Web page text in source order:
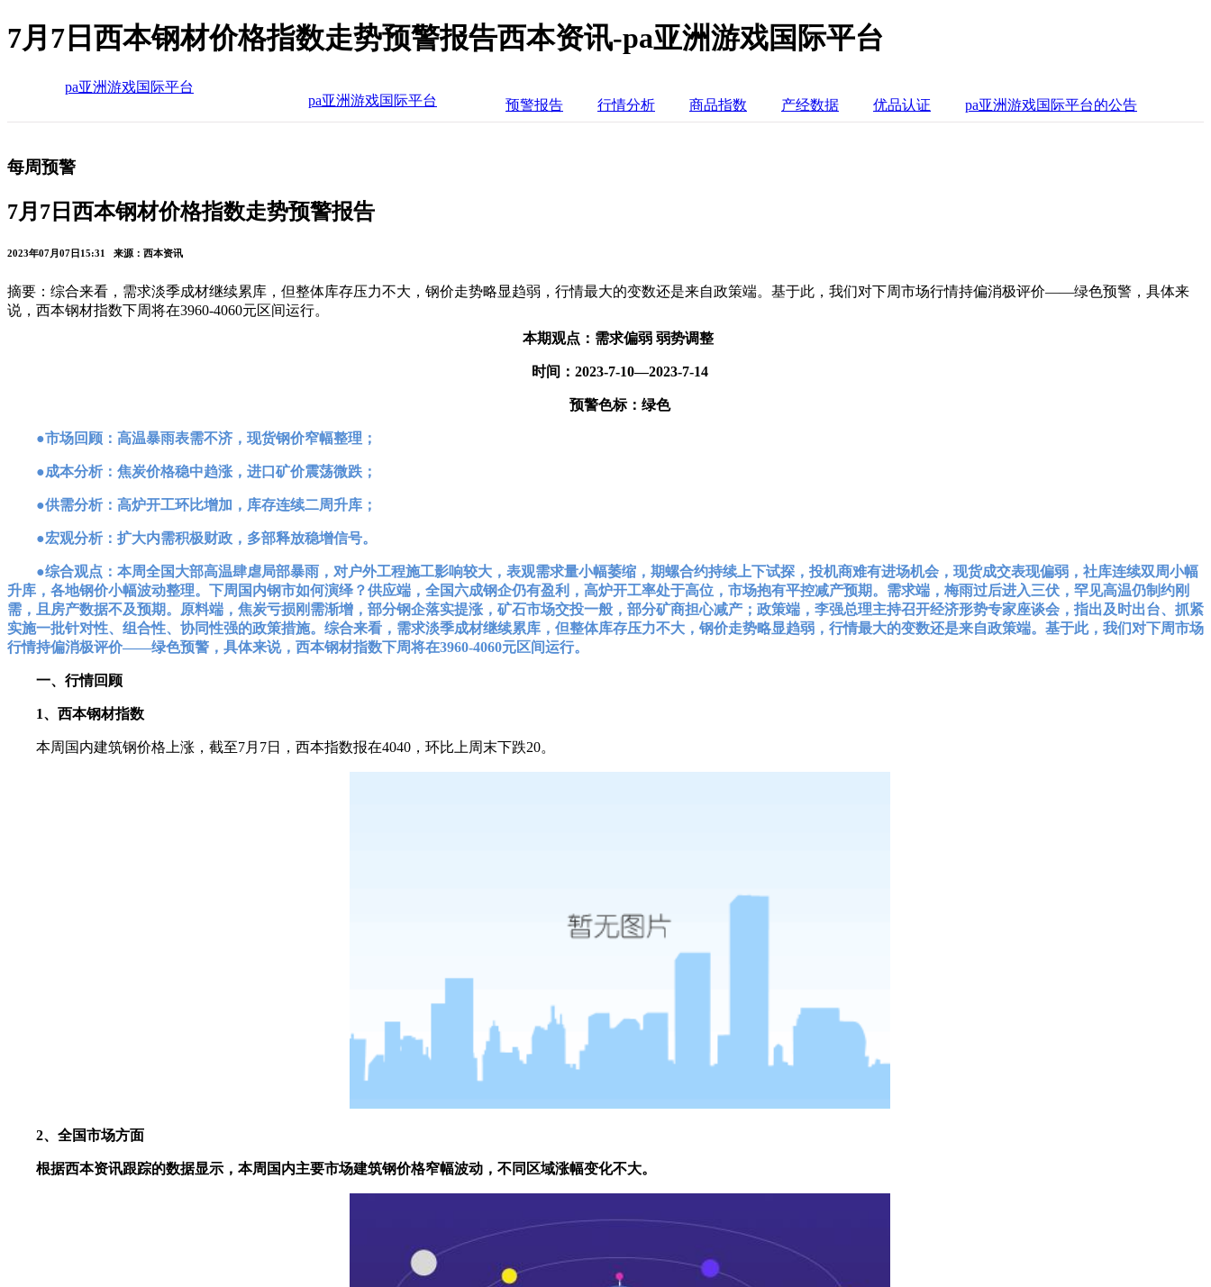
7月7日西本钢材价格指数走势预警报告西本资讯-pa亚洲游戏国际平台
pa亚洲游戏国际平台
pa亚洲游戏国际平台
预警报告 行情分析 商品指数 产经数据 优品认证 pa亚洲游戏国际平台的公告
每周预警
7月7日西本钢材价格指数走势预警报告
2023年07月07日15:31 来源：西本资讯
摘要：综合来看，需求淡季成材继续累库，但整体库存压力不大，钢价走势略显趋弱，行情最大的变数还是来自政策端。基于此，我们对下周市场行情持偏消极评价——绿色预警，具体来
说，西本钢材指数下周将在3960-4060元区间运行。
本期观点：需求偏弱 弱势调整
时间：2023-7-10—2023-7-14
预警色标：绿色
●市场回顾：高温暴雨表需不济，现货钢价窄幅整理；
●成本分析：焦炭价格稳中趋涨，进口矿价震荡微跌；
●供需分析：高炉开工环比增加，库存连续二周升库；
●宏观分析：扩大内需积极财政，多部释放稳增信号。
●综合观点：本周全国大部高温肆虐局部暴雨，对户外工程施工影响较大，表观需求量小幅萎缩，期螺合约持续上下试探，投机商难有进场机会，现货成交表现偏弱，社库连续双周小幅
升库，各地钢价小幅波动整理。下周国内钢市如何演绎？供应端，全国六成钢企仍有盈利，高炉开工率处于高位，市场抱有平控减产预期。需求端，梅雨过后进入三伏，罕见高温仍制约刚
需，且房产数据不及预期。原料端，焦炭亏损刚需渐增，部分钢企落实提涨，矿石市场交投一般，部分矿商担心减产；政策端，李强总理主持召开经济形势专家座谈会，指出及时出台、抓紧
实施一批针对性、组合性、协同性强的政策措施。综合来看，需求淡季成材继续累库，但整体库存压力不大，钢价走势略显趋弱，行情最大的变数还是来自政策端。基于此，我们对下周市场
行情持偏消极评价——绿色预警，具体来说，西本钢材指数下周将在3960-4060元区间运行。
一、行情回顾
1、西本钢材指数
本周国内建筑钢价格上涨，截至7月7日，西本指数报在4040，环比上周末下跌20。
2、全国市场方面
根据西本资讯跟踪的数据显示，本周国内主要市场建筑钢价格窄幅波动，不同区域涨幅变化不大。